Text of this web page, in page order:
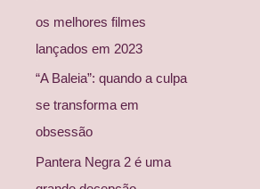
os melhores filmes
lançados em 2023
“A Baleia”: quando a culpa
se transforma em
obsessão
Pantera Negra 2 é uma